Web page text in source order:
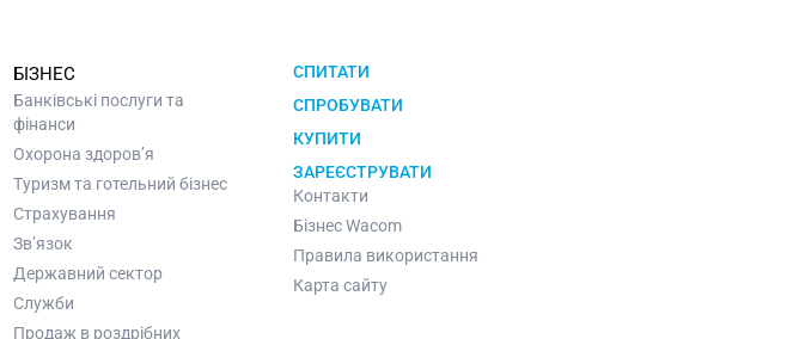
БІЗНЕС
Банківські послуги та
фінанси
Охорона здоров’я
Туризм та готельний бізнес
Страхування
Зв’язок
Державний сектор
Служби
Продаж в роздрібних
СПИТАТИ
СПРОБУВАТИ
КУПИТИ
ЗАРЕЄСТРУВАТИ
Контакти
Бізнес Wacom
Правила використання
Карта сайту